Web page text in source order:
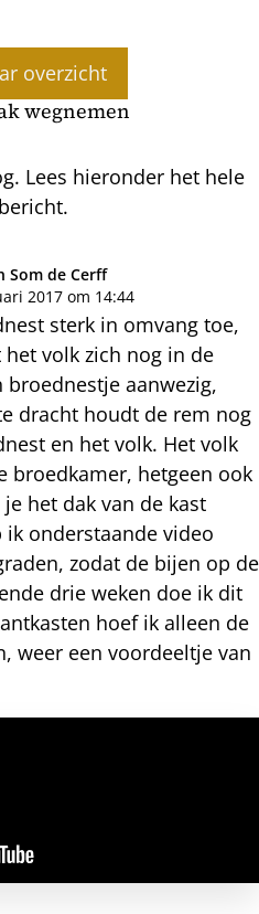
overzicht
wegnemen
Lees hieronder het hele
Som de Cerff
2017 om 14:44
sterk in omvang toe,
volk zich nog in de
aanwezig,
dracht houdt de rem nog
en het volk. Het volk
broedkamer, hetgeen ook
het dak van de kast
onderstaande video
zodat de bijen op de
drie weken doe ik dit
hoef ik alleen de
weer een voordeeltje van